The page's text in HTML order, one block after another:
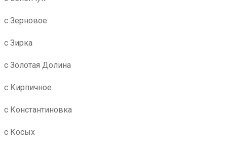
с Зерновое
с Зирка
с Золотая Долина
с Кирпичное
с Константиновка
с Косых